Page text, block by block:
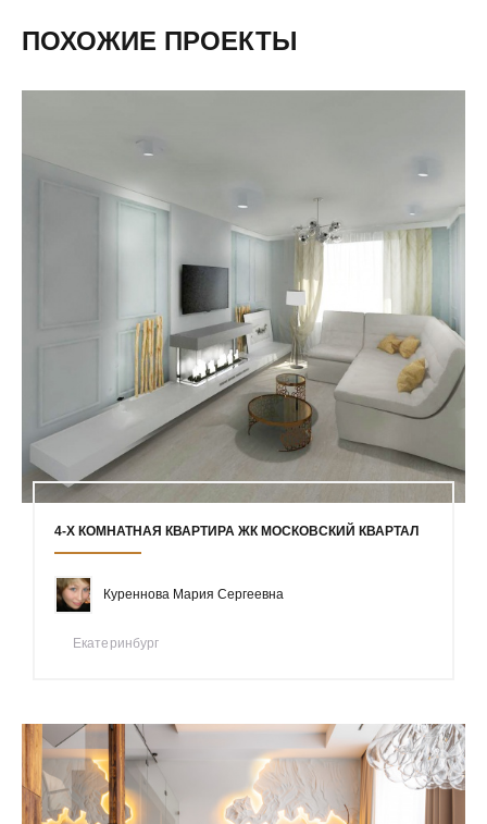
ПОХОЖИЕ ПРОЕКТЫ
4-Х КОМНАТНАЯ КВАРТИРА ЖК МОСКОВСКИЙ КВАРТАЛ
Куреннова Мария Сергеевна
Екатеринбург